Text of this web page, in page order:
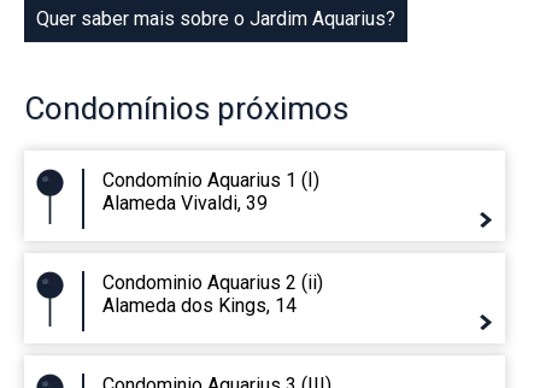
Quer saber mais sobre o Jardim Aquarius?
Condomínios próximos
Condomínio Aquarius 1 (I)
Alameda Vivaldi, 39
Condominio Aquarius 2 (ii)
Alameda dos Kings, 14